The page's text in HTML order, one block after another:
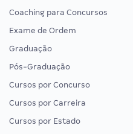
Coaching para Concursos
Exame de Ordem
Graduação
Pós-Graduação
Cursos por Concurso
Cursos por Carreira
Cursos por Estado